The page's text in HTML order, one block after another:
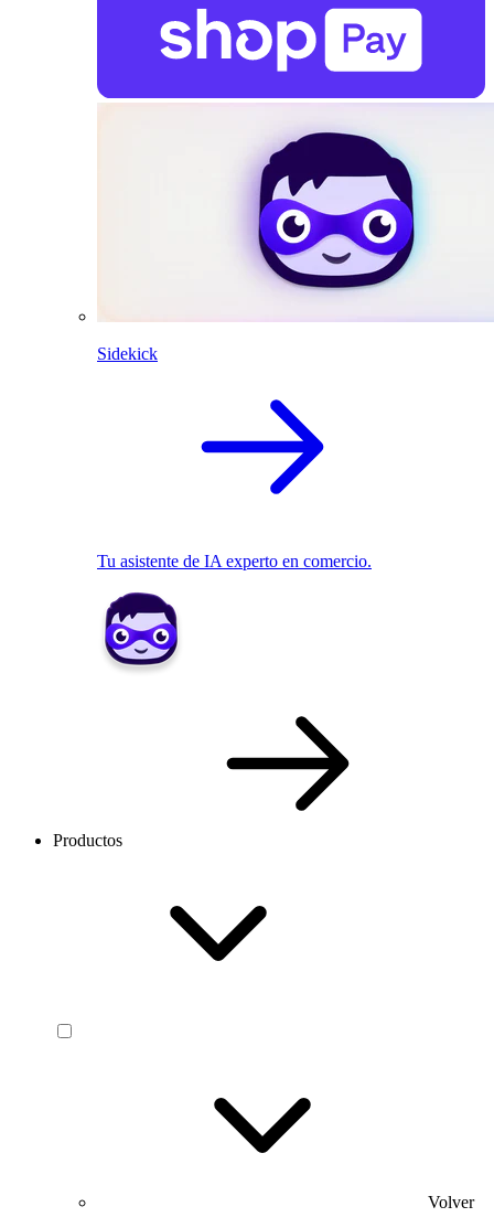
Sidekick
Tu asistente de IA experto en comercio.
Productos
Volver